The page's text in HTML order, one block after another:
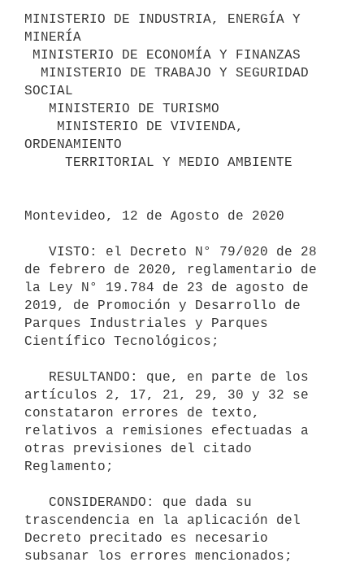
MINISTERIO DE INDUSTRIA, ENERGÍA Y
MINERÍA
SOCIAL
ORDENAMIENTO
Montevideo, 12 de Agosto de 2020
de febrero de 2020, reglamentario de
la Ley N° 19.784 de 23 de agosto de
2019, de Promoción y Desarrollo de
Parques Industriales y Parques
Científico Tecnológicos;
artículos 2, 17, 21, 29, 30 y 32 se
constataron errores de texto,
relativos a remisiones efectuadas a
otras previsiones del citado
Reglamento;
trascendencia en la aplicación del
Decreto precitado es necesario
subsanar los errores mencionados;